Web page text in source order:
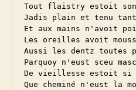
Tout flaistry estoit
Jadis plain et tenu
Et aux mains n'avoit
Les oreilles avoit
Aussi les dentz toutes
Parquoy n'eust sceu
De vieillesse estoit si
Que cheminé n'eust la